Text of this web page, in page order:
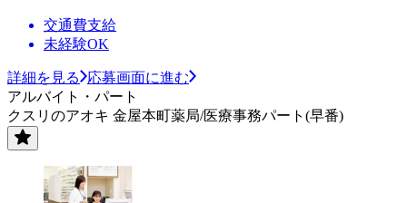
交通費支給
未経験OK
詳細を見る
応募画面に進む
アルバイト・パート
クスリのアオキ 金屋本町薬局/医療事務パート(早番)